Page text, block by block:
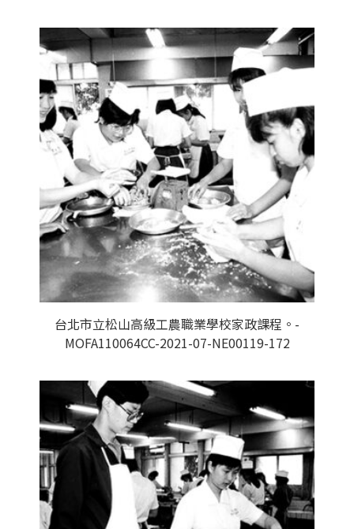
台北市立松山高級工農職業學校家政課程。-
MOFA110064CC-2021-07-NE00119-172